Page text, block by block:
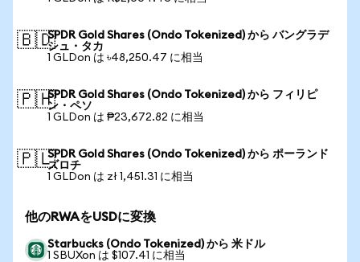
🇧🇩SPDR Gold Shares (Ondo Tokenized) から バングラデ
シュ・タカ
1 GLDon は ৳48,250.47 に相当
🇵🇭SPDR Gold Shares (Ondo Tokenized) から フィリピ
ン・ペソ
1 GLDon は ₱23,672.82 に相当
🇵🇱SPDR Gold Shares (Ondo Tokenized) から ポーランド
ズロチ
1 GLDon は zł 1,451.31 に相当
他のRWAをUSDに変換
Starbucks (Ondo Tokenized) から 米ドル
1 SBUXon は $107.41 に相当